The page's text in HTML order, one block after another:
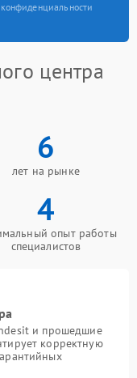
центра
6
лет на рынке
4
опыт работы
специалистов
и прошедшие
корректную